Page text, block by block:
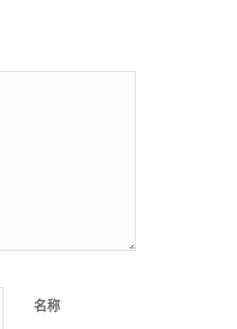
名称